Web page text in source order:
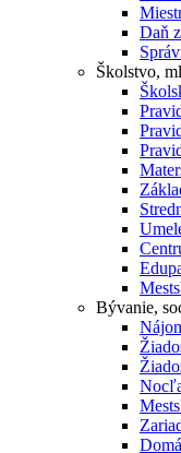
Daň
Školstvo,
Bývanie,